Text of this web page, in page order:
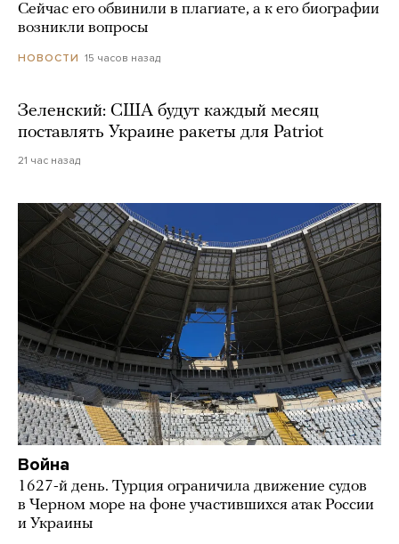
Сейчас его обвинили в плагиате, а к его биографии
возникли вопросы
НОВОСТИ 15 часов назад
Зеленский: США будут каждый месяц
поставлять Украине ракеты для Patriot
21 час назад
Война
1627-й день. Турция ограничила движение судов
в Черном море на фоне участившихся атак России
и Украины